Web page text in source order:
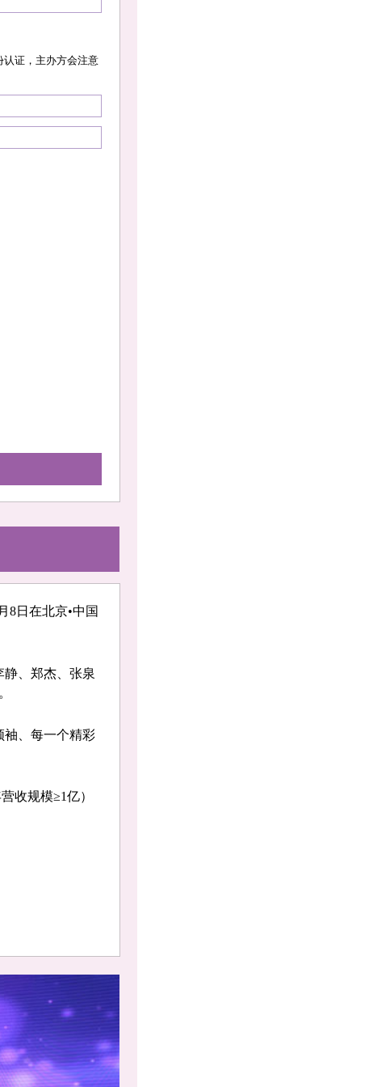
证，主办方会注意
8日在北京•中国
、郑杰、张泉
袖、每一个精彩
收规模≥1亿）